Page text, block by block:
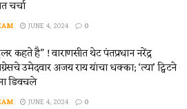
चर्चा
JUNE 4, 2024 0
कहते है” ! वाराणसीत थेट पंतप्रधान नरेंद्र
उमेदवार अजय राय यांचा धक्का; ‘त्या’ ट्विटने
डिवचले
JUNE 4, 2024 0